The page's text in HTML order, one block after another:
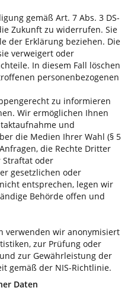
gemäß Art. 7 Abs. 3 DS-
Zukunft zu widerrufen. Sie
der Erklärung beziehen. Die
verweigert oder
In diesem Fall löschen
personenbezogenen
zu informieren
Wir ermöglichen Ihnen
und
die Medien Ihrer Wahl (§ 5
die Rechte Dritter
Straftat oder
gesetzlichen oder
entsprechen, legen wir
Behörde offen und
verwenden wir anonymisiert
zur Prüfung oder
zur Gewährleistung der
gemäß der NIS-Richtlinie.
Daten